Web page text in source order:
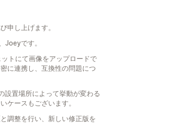
申し上げます。
Joeyです。
トにて画像をアップロードで
に連携し、互換性の問題につ
設置場所によって挙動が変わる
ケースもございます。
調整を行い、新しい修正版を